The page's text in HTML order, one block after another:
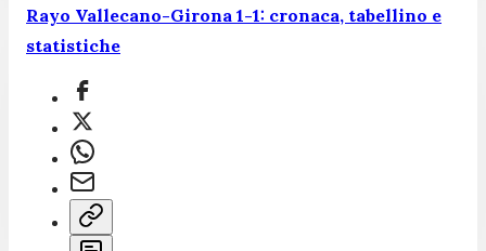
Rayo Vallecano-Girona 1-1: cronaca, tabellino e
statistiche